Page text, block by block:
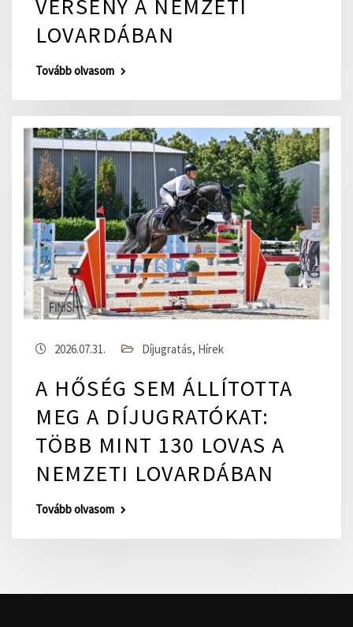
VERSENY A NEMZETI
LOVARDÁBAN
Tovább olvasom
2026.07.31. Díjugratás, Hírek
A HŐSÉG SEM ÁLLÍTOTTA
MEG A DÍJUGRATÓKAT:
TÖBB MINT 130 LOVAS A
NEMZETI LOVARDÁBAN
Tovább olvasom